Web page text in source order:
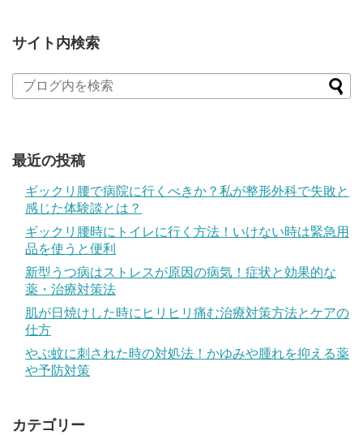
サイト内検索
最近の投稿
ギックリ腰で病院に行くべきか？私が整形外科で失敗と
感じた体験談とは？
ギックリ腰時にトイレに行く方法！いけない時は緊急用
品を使うと便利
新型うつ病はストレスが原因の病気！症状と効果的な
薬・治療対策法
肌が日焼けした時にヒリヒリ痛む治療対策方法とケアの
仕方
やぶ蚊に刺された時の対処法！かゆみや腫れを抑える薬
や予防対策
カテゴリー